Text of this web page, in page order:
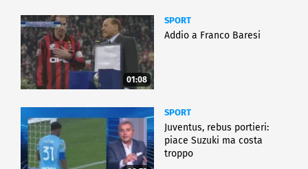
01:08
SPORT
Addio a Franco Baresi
SPORT
Juventus, rebus portieri:
piace Suzuki ma costa
troppo